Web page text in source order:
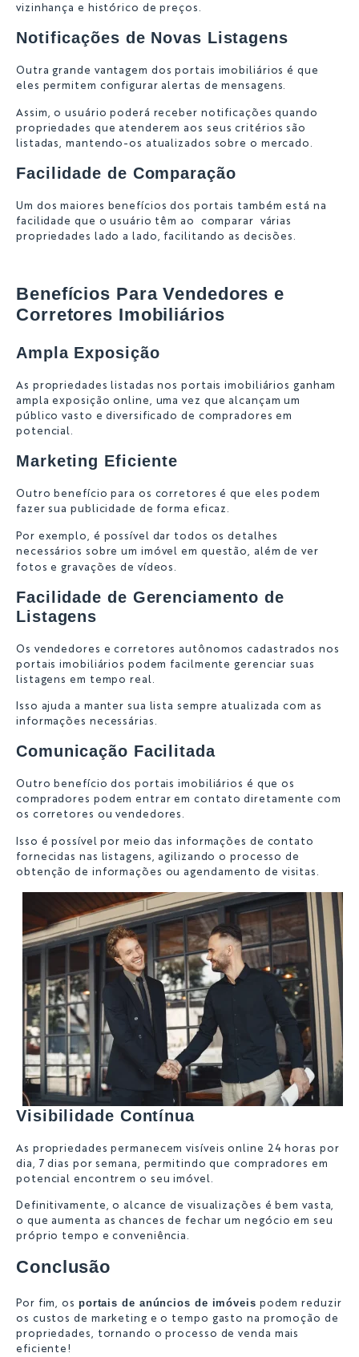
vizinhança e histórico de preços.
Notificações de Novas Listagens
Outra grande vantagem dos portais imobiliários é que
eles permitem configurar alertas de mensagens.
Assim, o usuário poderá receber notificações quando
propriedades que atenderem aos seus critérios são
listadas, mantendo-os atualizados sobre o mercado.
Facilidade de Comparação
Um dos maiores benefícios dos portais também está na
facilidade que o usuário têm ao comparar várias
propriedades lado a lado, facilitando as decisões.
Benefícios Para Vendedores e
Corretores Imobiliários
Ampla Exposição
As propriedades listadas nos portais imobiliários ganham
ampla exposição online, uma vez que alcançam um
público vasto e diversificado de compradores em
potencial.
Marketing Eficiente
Outro benefício para os corretores é que eles podem
fazer sua publicidade de forma eficaz.
Por exemplo, é possível dar todos os detalhes
necessários sobre um imóvel em questão, além de ver
fotos e gravações de vídeos.
Facilidade de Gerenciamento de
Listagens
Os vendedores e corretores autônomos cadastrados nos
portais imobiliários podem facilmente gerenciar suas
listagens em tempo real.
Isso ajuda a manter sua lista sempre atualizada com as
informações necessárias.
Comunicação Facilitada
Outro benefício dos portais imobiliários é que os
compradores podem entrar em contato diretamente com
os corretores ou vendedores.
Isso é possível por meio das informações de contato
fornecidas nas listagens, agilizando o processo de
obtenção de informações ou agendamento de visitas.
Visibilidade Contínua
As propriedades permanecem visíveis online 24 horas por
dia, 7 dias por semana, permitindo que compradores em
potencial encontrem o seu imóvel.
Definitivamente, o alcance de visualizações é bem vasta,
o que aumenta as chances de fechar um negócio em seu
próprio tempo e conveniência.
Conclusão
Por fim, os portais de anúncios de imóveis podem reduzir
os custos de marketing e o tempo gasto na promoção de
propriedades, tornando o processo de venda mais
eficiente!